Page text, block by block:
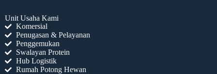
Unit Usaha Kami
Komersial
Penugasan & Pelayanan
Penggemukan
Swalayan Protein
Hub Logistik
Rumah Potong Hewan